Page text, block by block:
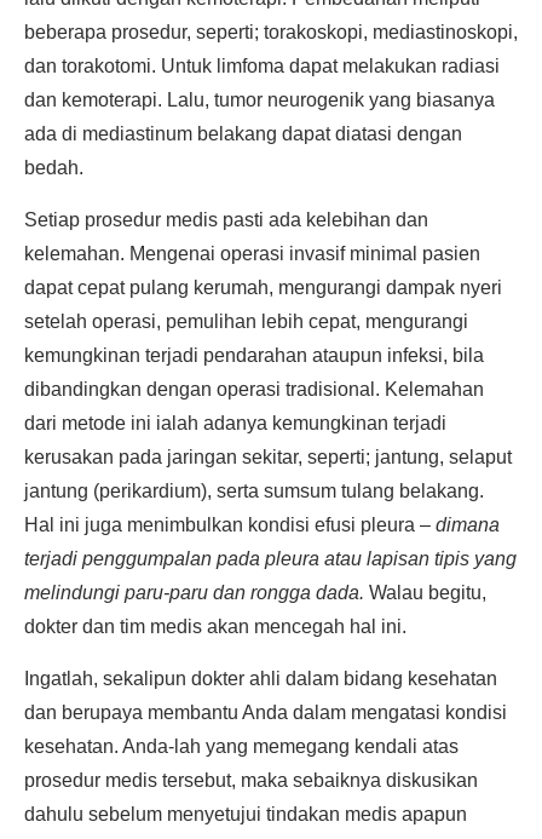
beberapa prosedur, seperti; torakoskopi, mediastinoskopi,
dan torakotomi. Untuk limfoma dapat melakukan radiasi
dan kemoterapi. Lalu, tumor neurogenik yang biasanya
ada di mediastinum belakang dapat diatasi dengan
bedah.
Setiap prosedur medis pasti ada kelebihan dan
kelemahan. Mengenai operasi invasif minimal pasien
dapat cepat pulang kerumah, mengurangi dampak nyeri
setelah operasi, pemulihan lebih cepat, mengurangi
kemungkinan terjadi pendarahan ataupun infeksi, bila
dibandingkan dengan operasi tradisional. Kelemahan
dari metode ini ialah adanya kemungkinan terjadi
kerusakan pada jaringan sekitar, seperti; jantung, selaput
jantung (perikardium), serta sumsum tulang belakang.
Hal ini juga menimbulkan kondisi efusi pleura – dimana
terjadi penggumpalan pada pleura atau lapisan tipis yang
melindungi paru-paru dan rongga dada. Walau begitu,
dokter dan tim medis akan mencegah hal ini.
Ingatlah, sekalipun dokter ahli dalam bidang kesehatan
dan berupaya membantu Anda dalam mengatasi kondisi
kesehatan. Anda-lah yang memegang kendali atas
prosedur medis tersebut, maka sebaiknya diskusikan
dahulu sebelum menyetujui tindakan medis apapun